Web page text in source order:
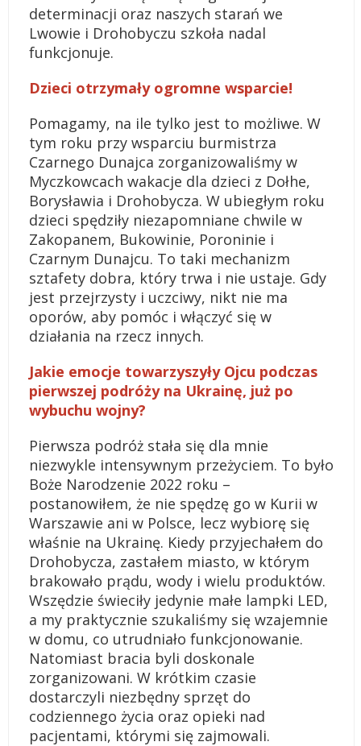
determinacji oraz naszych starań we
Lwowie i Drohobyczu szkoła nadal
funkcjonuje.
Dzieci otrzymały ogromne wsparcie!
Pomagamy, na ile tylko jest to możliwe. W
tym roku przy wsparciu burmistrza
Czarnego Dunajca zorganizowaliśmy w
Myczkowcach wakacje dla dzieci z Dołhe,
Borysławia i Drohobycza. W ubiegłym roku
dzieci spędziły niezapomniane chwile w
Zakopanem, Bukowinie, Poroninie i
Czarnym Dunajcu. To taki mechanizm
sztafety dobra, który trwa i nie ustaje. Gdy
jest przejrzysty i uczciwy, nikt nie ma
oporów, aby pomóc i włączyć się w
działania na rzecz innych.
Jakie emocje towarzyszyły Ojcu podczas
pierwszej podróży na Ukrainę, już po
wybuchu wojny?
Pierwsza podróż stała się dla mnie
niezwykle intensywnym przeżyciem. To było
Boże Narodzenie 2022 roku –
postanowiłem, że nie spędzę go w Kurii w
Warszawie ani w Polsce, lecz wybiorę się
właśnie na Ukrainę. Kiedy przyjechałem do
Drohobycza, zastałem miasto, w którym
brakowało prądu, wody i wielu produktów.
Wszędzie świeciły jedynie małe lampki LED,
a my praktycznie szukaliśmy się wzajemnie
w domu, co utrudniało funkcjonowanie.
Natomiast bracia byli doskonale
zorganizowani. W krótkim czasie
dostarczyli niezbędny sprzęt do
codziennego życia oraz opieki nad
pacjentami, którymi się zajmowali.